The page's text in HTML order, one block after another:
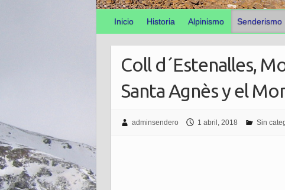
Inicio Historia Alpinismo Senderismo
Coll d´Estenalles,
Santa Agnès y el
adminsendero 1 abril, 2018 Sin